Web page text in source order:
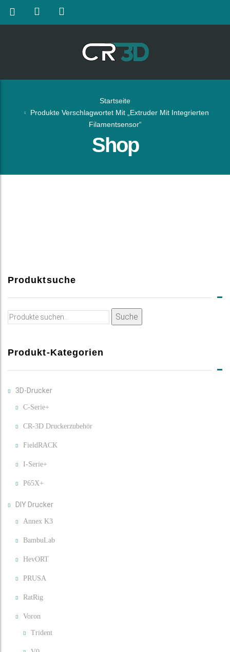
Startseite
Produkte Verschlagwortet Mit „Extruder Mit Integrierten
Filamentsensor“
Shop
Produktsuche
Suche
Suche
Produkt-Kategorien
3D-Drucker
C-Serie+
CR-3D Druckerzubehör
FieldRACK
I-Serie+
P65X+
DIY Drucker
Annex K3
BambuLab
HevORT
PRUSA
RatRig
Voron
Trident